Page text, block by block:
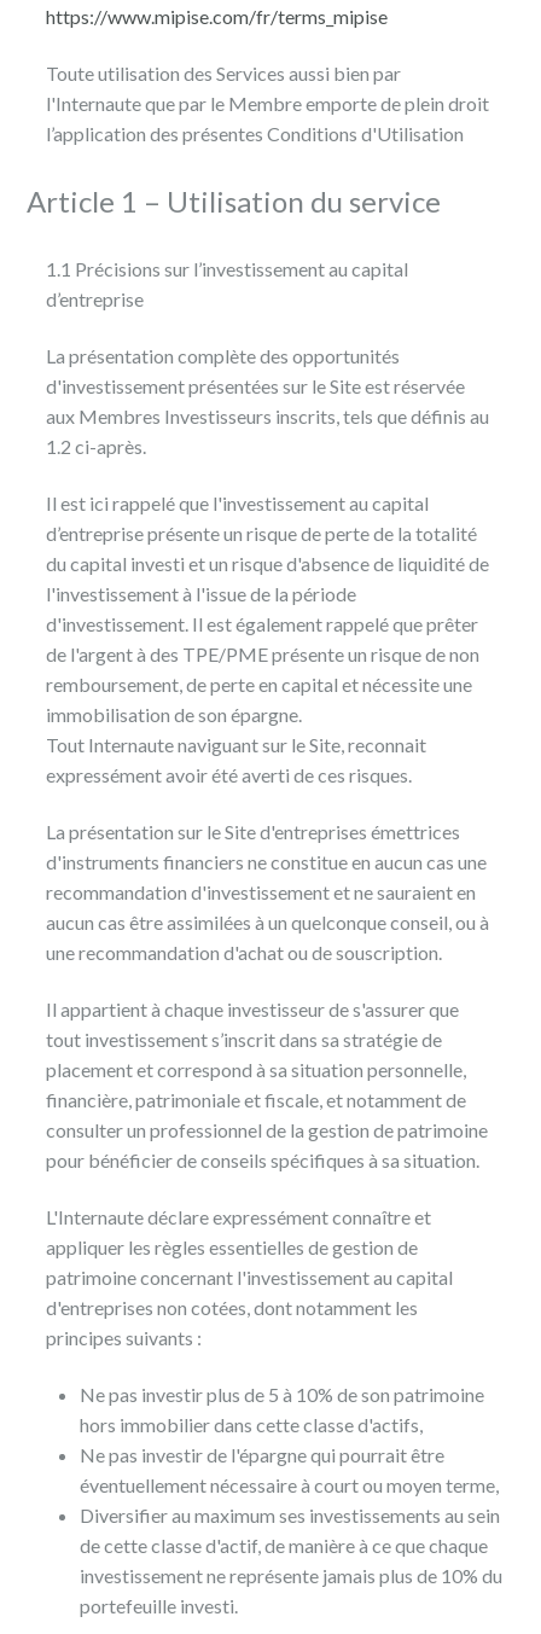
https://www.mipise.com/fr/terms_mipise
Toute utilisation des Services aussi bien par
l'Internaute que par le Membre emporte de plein droit
l’application des présentes Conditions d'Utilisation
Article 1 – Utilisation du service
1.1 Précisions sur l’investissement au capital
d’entreprise
La présentation complète des opportunités
d'investissement présentées sur le Site est réservée
aux Membres Investisseurs inscrits, tels que définis au
1.2 ci-après.
Il est ici rappelé que l'investissement au capital
d’entreprise présente un risque de perte de la totalité
du capital investi et un risque d'absence de liquidité de
l'investissement à l'issue de la période
d'investissement. Il est également rappelé que prêter
de l'argent à des TPE/PME présente un risque de non
remboursement, de perte en capital et nécessite une
immobilisation de son épargne.
Tout Internaute naviguant sur le Site, reconnait
expressément avoir été averti de ces risques.
La présentation sur le Site d'entreprises émettrices
d'instruments financiers ne constitue en aucun cas une
recommandation d'investissement et ne sauraient en
aucun cas être assimilées à un quelconque conseil, ou à
une recommandation d'achat ou de souscription.
Il appartient à chaque investisseur de s'assurer que
tout investissement s’inscrit dans sa stratégie de
placement et correspond à sa situation personnelle,
financière, patrimoniale et fiscale, et notamment de
consulter un professionnel de la gestion de patrimoine
pour bénéficier de conseils spécifiques à sa situation.
L'Internaute déclare expressément connaître et
appliquer les règles essentielles de gestion de
patrimoine concernant l'investissement au capital
d'entreprises non cotées, dont notamment les
principes suivants :
Ne pas investir plus de 5 à 10% de son patrimoine
hors immobilier dans cette classe d'actifs,
Ne pas investir de l'épargne qui pourrait être
éventuellement nécessaire à court ou moyen terme,
Diversifier au maximum ses investissements au sein
de cette classe d'actif, de manière à ce que chaque
investissement ne représente jamais plus de 10% du
portefeuille investi.